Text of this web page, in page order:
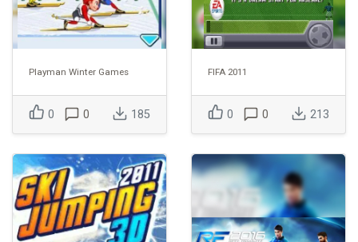
Playman Winter Games
0 0 185
FIFA 2011
0 0 213